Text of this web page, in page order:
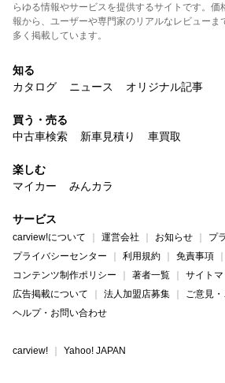
らゆる情報やサービスを提供するサイトです。
報から、ユーザーや専門家のリアルなレビューま
多く掲載しています。
知る
カタログ
ニュース オリジナル記事
買う・売る
中古車検索
新車見積り 車買取
楽しむ
マイカー
みんカラ
サービス
carview!について 運営会社 お知らせ
プ
プライバシーセンター
利用規約
免責事項
コンテンツ制作ポリシー
著者一覧
サイト
広告掲載について
法人加盟店募集
ご意見
ヘルプ・お問い合わせ
carview! Yahoo! JAPAN